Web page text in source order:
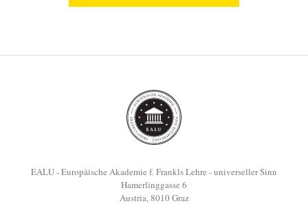
EALU - Europäische Akademie f. Frankls Lehre - universeller Sinn
Hamerlinggasse 6
Austria, 8010 Graz